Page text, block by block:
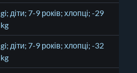
gi; діти; 7-9 років; хлопці; -29
kg
gi; діти; 7-9 років; хлопці; -32
kg